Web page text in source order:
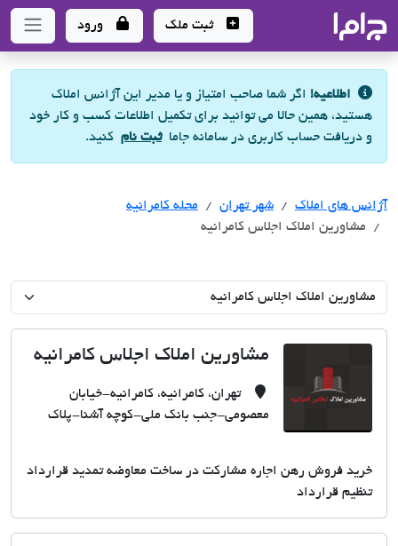
- سامانه جامع املاک و مشاورین املاک
ثبت ملک ورود
اطلاعیه! اگر شما صاحب امتیاز و یا مدیر این آژانس املاک
هستید، همین حالا می توانید برای تکمیل اطلاعات کسب و کار خود
و دریافت حساب کاربری در سامانه جاماثبت نام کنید.
آژانس های املاک آژانس های املاک
شهر تهران آژانس های املاک
محله کامرانیه
مشاورین املاک اجلاس کامرانیه
مشاورین املاک اجلاس کامرانیه
تهران، کامرانیه، کامرانیه-خیابان
معصومی-جنب بانک ملی-کوچه آشنا-پلاک
خرید فروش رهن اجاره مشارکت در ساخت معاوضه تمدید قرارداد
تنظیم قرارداد